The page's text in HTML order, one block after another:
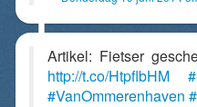
Artikel: Fietser
http://t.co/HtpflbHM
#VanOmmerenhaven